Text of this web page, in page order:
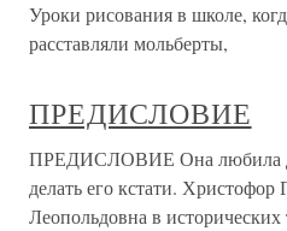
Уроки рисования в школе,
расставляли мольберты,
ПРЕДИСЛОВИЕ
ПРЕДИСЛОВИЕ Она любила
делать его кстати.
Леопольдовна в